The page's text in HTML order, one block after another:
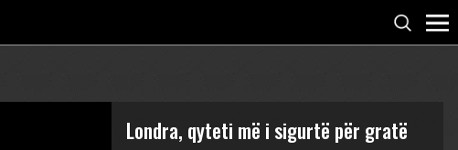
Londra, qyteti më i sigurtë për gratë